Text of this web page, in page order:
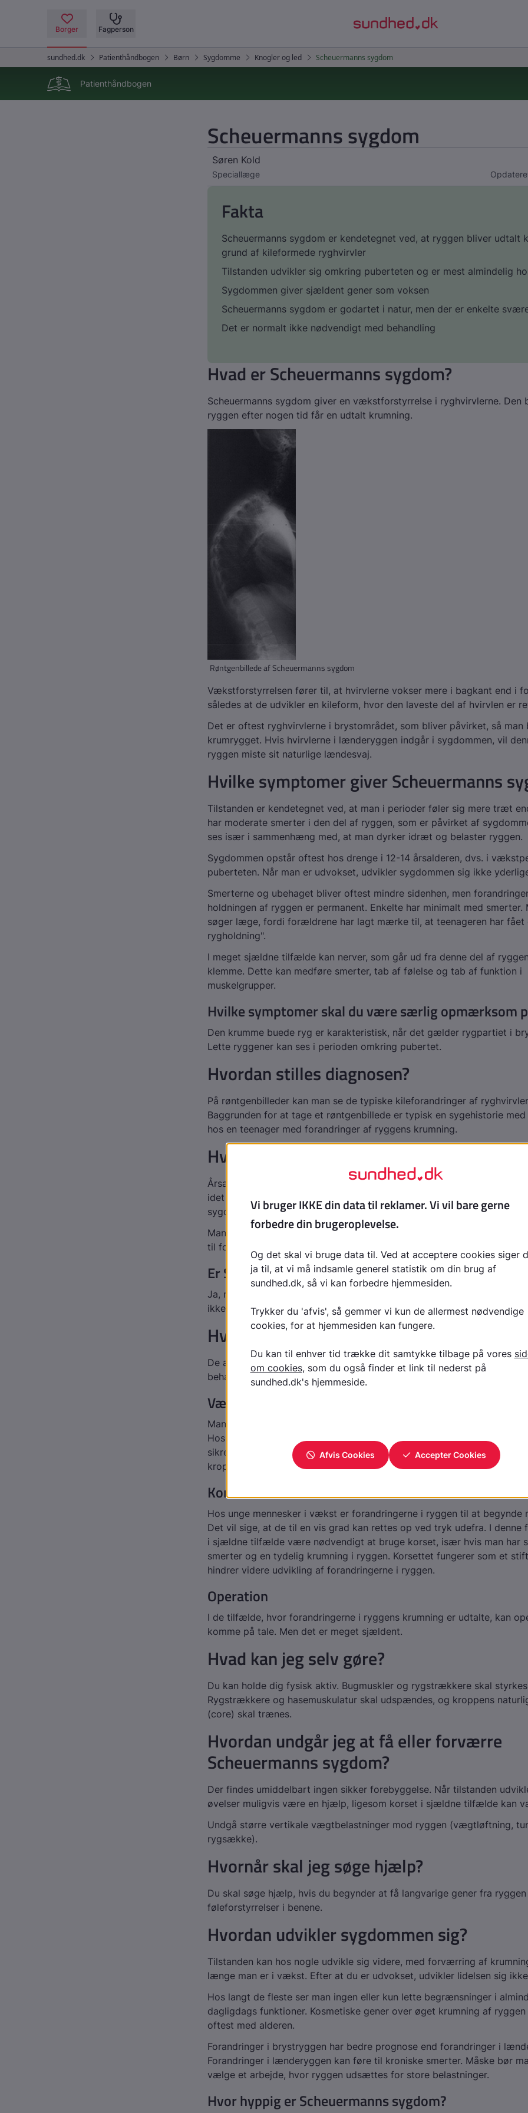
Patienthåndbogen
Scheuermanns sygdom
Søren Kold
Speciallæge
Fakta
Scheuermanns sygdom er kendetegnet ved, at ryggen bliver udtalt
grund af kileformede ryghvirvler
Tilstanden udvikler sig omkring puberteten og er mest almindelig
Sygdommen giver sjældent gener som voksen
Scheuermanns sygdom er godartet i natur, men der er enkelte
Det er normalt ikke nødvendigt med behandling
Hvad er Scheuermanns sygdom?
Scheuermanns sygdom giver en vækstforstyrrelse i ryghvirvlerne. Den
ryggen efter nogen tid får en udtalt krumning.
Røntgenbillede af Scheuermanns sygdom
Vækstforstyrrelsen fører til, at hvirvlerne vokser mere i bagkant end i
således at de udvikler en kileform, hvor den laveste del af hvirvlen er
Det er oftest ryghvirvlerne i brystområdet, som bliver påvirket, så man
krumrygget. Hvis hvirvlerne i lænderyggen indgår i sygdommen, vil
ryggen miste sit naturlige lændesvaj.
Hvilke symptomer giver Scheuermanns
Tilstanden er kendetegnet ved, at man i perioder føler sig mere træt
har moderate smerter i den del af ryggen, som er påvirket af
ses især i sammenhæng med, at man dyrker idræt og belaster ryggen.
Sygdommen opstår oftest hos drenge i 12-14 årsalderen, dvs. i
puberteten. Når man er udvokset, udvikler sygdommen sig ikke
Smerterne og ubehaget bliver oftest mindre sidenhen, men
holdningen af ryggen er permanent. Enkelte har minimalt med smerter.
søger læge, fordi forældrene har lagt mærke til, at teenageren har fået
rygholdning".
I meget sjældne tilfælde kan nerver, som går ud fra denne del af
klemme. Dette kan medføre smerter, tab af følelse og tab af funktion i
muskelgrupper.
Hvilke symptomer skal du være særlig opmærksom
Den krumme buede ryg er karakteristisk, når det gælder rygpartiet i
Lette ryggener kan ses i perioden omkring pubertet.
Hvordan stilles diagnosen?
På røntgenbilleder kan man se de typiske kileforandringer af
Baggrunden for at tage et røntgenbillede er typisk en sygehistorie
hos en teenager med forandringer af ryggens krumning.
Hvorfor får man Scheuermanns sygdom?
Årsagerne til sygdommen er ukendt. Det ser ud til, at arv kan spille en
idet lignende forandringer findes hos ca. 50 % af dem, som har
sygdommen.
Man tror, at en af mekanismerne bag væksthæmningen er nedsat
til forreste del af ryghvirvlerne.
Er Scheuermanns sygdom arvelig?
Ja, men også andre faktorer spiller ind på, om man får sygdommen,
ikke kender årsagen.
Hvordan behandles Scheuermanns sygdom?
De allerfleste har så milde gener, at det ikke er nødvendigt med nogen
behandling.
Vær fysisk aktiv
Man bør dyrke alsidig fysisk aktivitet. Bugmuskler og rygstrækkere skal
Hos nogle kan det være nødvendigt med fysioterapi for at styrke
sikre bevægelighed i ryggen. Rygstrækkere og hasemuskulatur skal
kroppens naturlige korset (core) skal trænes.
Korset
Hos unge mennesker i vækst er forandringerne i ryggen til at begynde
Det vil sige, at de til en vis grad kan rettes op ved tryk udefra. I denne
i sjældne tilfælde være nødvendigt at bruge korset, især hvis man har
smerter og en tydelig krumning i ryggen. Korsettet fungerer som et
hindrer videre udvikling af forandringerne i ryggen.
Operation
I de tilfælde, hvor forandringerne i ryggens krumning er udtalte, kan
komme på tale. Men det er meget sjældent.
Hvad kan jeg selv gøre?
Du kan holde dig fysisk aktiv. Bugmuskler og rygstrækkere skal
Rygstrækkere og hasemuskulatur skal udspændes, og kroppens
(core) skal trænes.
Hvordan undgår jeg at få eller forværre
Scheuermanns sygdom?
Der findes umiddelbart ingen sikker forebyggelse. Når tilstanden
øvelser muligvis være en hjælp, ligesom korset i sjældne tilfælde kan
Undgå større vertikale vægtbelastninger mod ryggen (vægtløftning,
rygsække).
Hvornår skal jeg søge hjælp?
Du skal søge hjælp, hvis du begynder at få langvarige gener fra
føleforstyrrelser i benene.
Hvordan udvikler sygdommen sig?
Tilstanden kan hos nogle udvikle sig videre, med forværring af
længe man er i vækst. Efter at du er udvokset, udvikler lidelsen sig
Hos langt de fleste ser man ingen eller kun lette begrænsninger i
dagligdags funktioner. Kosmetiske gener over øget krumning af
oftest med alderen.
Forandringer i brystryggen har bedre prognose end forandringer i
Forandringer i lænderyggen kan føre til kroniske smerter. Måske bør
vælge et arbejde, hvor ryggen udsættes for store belastninger.
Hvor hyppig er Scheuermanns sygdom?